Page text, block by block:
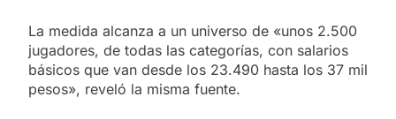
La medida alcanza a un universo de «unos 2.500
jugadores, de todas las categorías, con salarios
básicos que van desde los 23.490 hasta los 37 mil
pesos», reveló la misma fuente.